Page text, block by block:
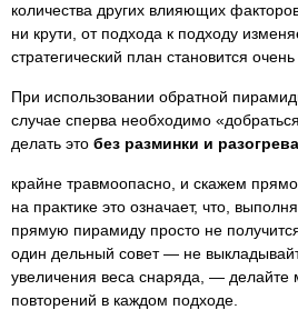
количества других влияющих
ни крути, от подхода к подходу
стратегический план становится
При использовании обратной
случае сперва необходимо
делать это без разминки и разогрева
крайне травмоопасно, и скажем
на практике это означает, что,
прямую пирамиду просто не
один дельный совет — не
увеличения веса снаряда, — делайте
повторений в каждом подходе.